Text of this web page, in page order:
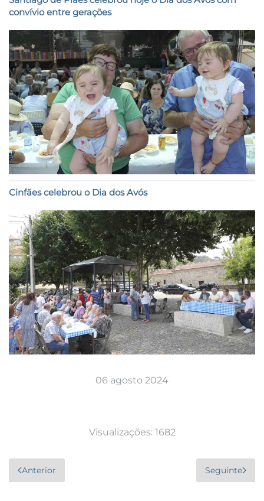
convívio entre gerações
Cinfães celebrou o Dia dos Avós
06 agosto 2024
Visualizações: 1682
Anterior Seguinte